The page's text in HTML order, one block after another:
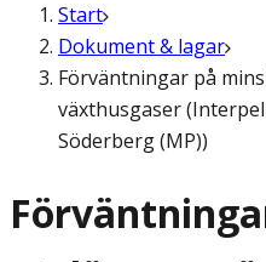
Start
Dokument & lagar
Förväntningar på
växthusgaser
Söderberg (MP))